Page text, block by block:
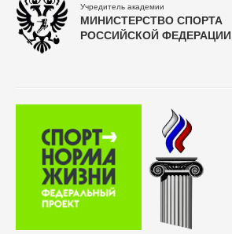
Учредитель академии
МИНИСТЕРСТВО СПОРТА
РОССИЙСКОЙ ФЕДЕРАЦИИ